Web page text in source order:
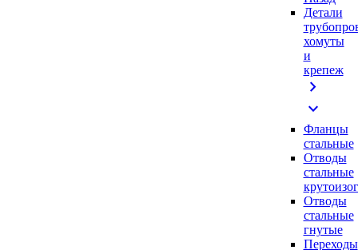
Детали
хомуты
и
крепеж
chevron_right
expand_more
Фланцы
стальные
Отводы
стальные
Отводы
стальные
гнутые
Переходы